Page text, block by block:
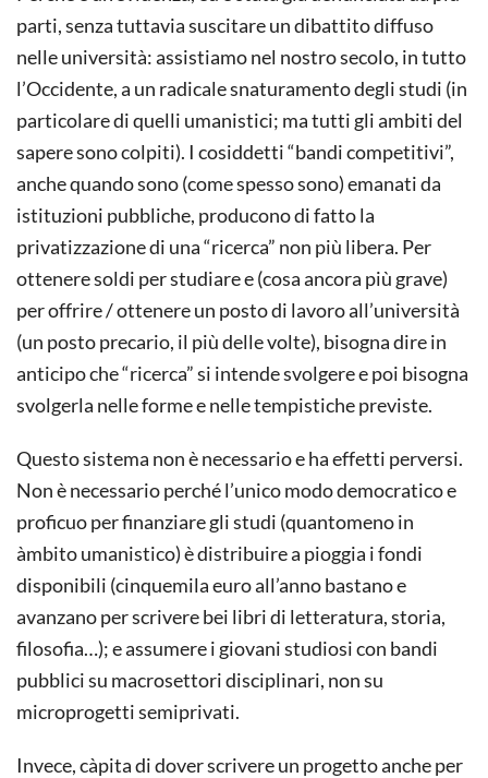
parti, senza tuttavia suscitare un dibattito diffuso
nelle università: assistiamo nel nostro secolo, in tutto
l’Occidente, a un radicale snaturamento degli studi (in
particolare di quelli umanistici; ma tutti gli ambiti del
sapere sono colpiti). I cosiddetti “bandi competitivi”,
anche quando sono (come spesso sono) emanati da
istituzioni pubbliche, producono di fatto la
privatizzazione di una “ricerca” non più libera. Per
ottenere soldi per studiare e (cosa ancora più grave)
per offrire / ottenere un posto di lavoro all’università
(un posto precario, il più delle volte), bisogna dire in
anticipo che “ricerca” si intende svolgere e poi bisogna
svolgerla nelle forme e nelle tempistiche previste.
Questo sistema non è necessario e ha effetti perversi.
Non è necessario perché l’unico modo democratico e
proficuo per finanziare gli studi (quantomeno in
àmbito umanistico) è distribuire a pioggia i fondi
disponibili (cinquemila euro all’anno bastano e
avanzano per scrivere bei libri di letteratura, storia,
filosofia…); e assumere i giovani studiosi con bandi
pubblici su macrosettori disciplinari, non su
microprogetti semiprivati.
Invece, càpita di dover scrivere un progetto anche per